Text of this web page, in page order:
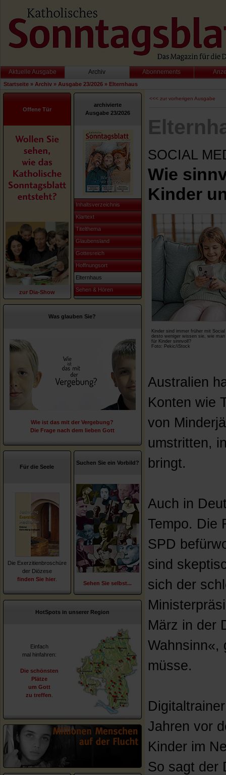
Aktuelle Ausgabe Archiv Abonnements
Startseite » Archiv » Ausgabe 23/2026 » Elternhaus
Offene Tür
zur Dia-Show
archivierte
Ausgabe 23/2026
Inhaltsverzeichnis
Klartext
Titelthema
Glaubensland
Gottesreich
Hoffnungsort
Elternhaus
Sehen & Hören
Was glauben Sie?
Wie ist das mit der Vergebung?
Die Frage nach dem lieben Gott
Für die Seele
Die Exerzitienbroschüre
der Diözese
finden Sie hier
Suchen Sie ein Vorbild?
Sehen Sie selbst...
HotSpots in unserer Region
Einfach
mal hinfahren:
Die schönsten
Plätze
um Gott
zu treffen
<<< zur vorherigen Ausgabe
SOCIAL
Wie
Kinder
Kinder sind immer früher mit
desto weniger wissen sie, wie
für Kinder sinnvoll?
Foto: Pekic/iStock
Australien
Konten wie
von
umstritten,
bringt.
Auch in
Tempo. Die
SPD
sind
sich der
März in der
Wahnsinn«,
müsse.
Jahren vor
Kinder im
So sagt der